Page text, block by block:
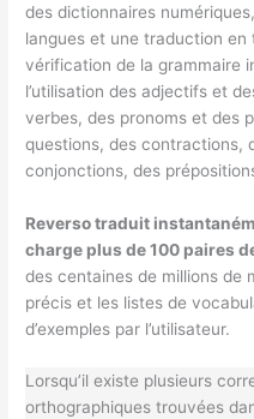
des dictionnaires
langues et une traduction
vérification de la grammaire
l’utilisation des adjectifs et
verbes, des pronoms et des
questions, des contractions,
conjonctions, des
Reverso traduit
charge plus de 100 paires
des centaines de millions de
précis et les listes de
d’exemples par l’utilisateur.
Lorsqu’il existe plusieurs
orthographiques trouvées